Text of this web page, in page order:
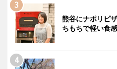
熊谷にナポリピ
ちもちで軽い食